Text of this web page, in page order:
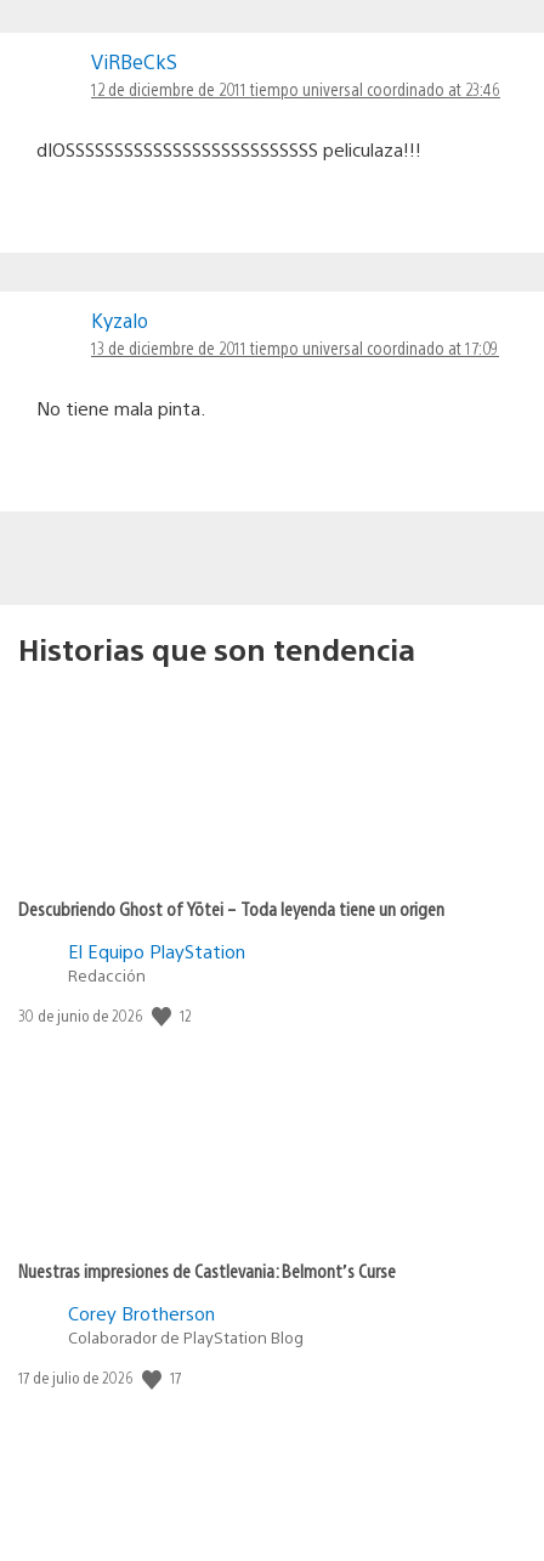
ViRBeCkS
12 de diciembre de 2011 tiempo universal coordinado at 23:46
dIOSSSSSSSSSSSSSSSSSSSSSSSSSS peliculaza!!!
Kyzalo
13 de diciembre de 2011 tiempo universal coordinado at 17:09
No tiene mala pinta.
Historias que son tendencia
Descubriendo Ghost of Yōtei – Toda leyenda tiene un origen
El Equipo PlayStation
Redacción
Fecha
30 de junio de 2026 12
Nuestras impresiones de Castlevania: Belmont’s Curse
Corey Brotherson
Colaborador de PlayStation Blog
Fecha
17 de julio de 2026 17